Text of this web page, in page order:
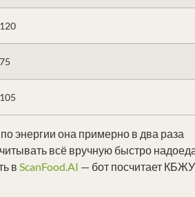
энергии она примерно в два раза
всё вручную быстро
в ScanFood.AI — бот посчитает КБЖУ